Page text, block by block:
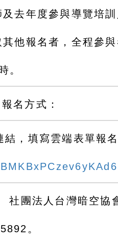
及去年度參與導覽培
其他報名者，全程參
。
報名方式：
結，填寫雲端表單報
社團法人台灣暗空協
。